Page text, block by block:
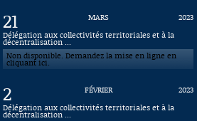
Commissions
Présidence
Histoire
21 MARS
2023
Délégation aux collectivités territoriales et à la
décentralisation ...
Non disponible. Demandez la mise en ligne en
cliquant ici.
2 FÉVRIER
2023
Délégation aux collectivités territoriales et à la
décentralisation ...